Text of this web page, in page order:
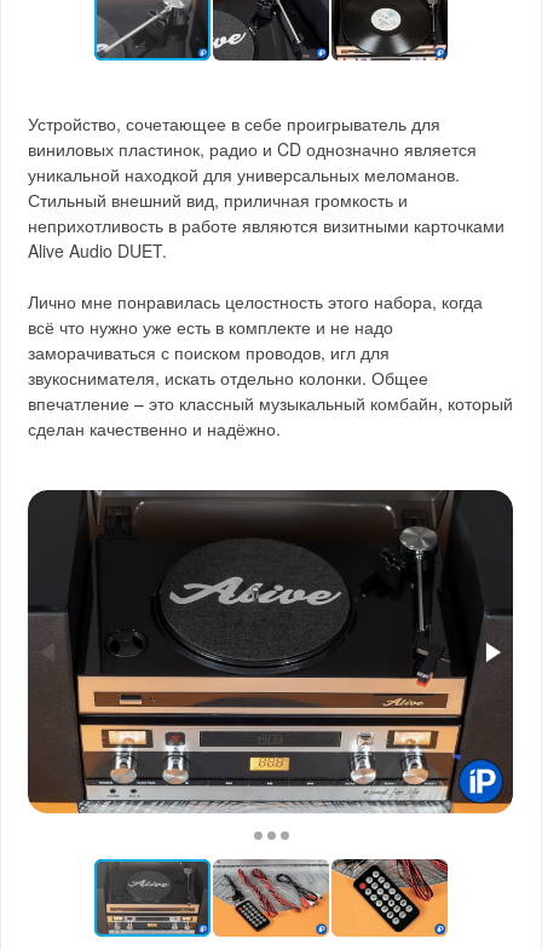
Устройство, сочетающее в себе проигрыватель для
виниловых пластинок, радио и CD однозначно является
уникальной находкой для универсальных меломанов.
Стильный внешний вид, приличная громкость и
неприхотливость в работе являются визитными карточками
Alive Audio DUET.
Лично мне понравилась целостность этого набора, когда
всё что нужно уже есть в комплекте и не надо
заморачиваться с поиском проводов, игл для
звукоснимателя, искать отдельно колонки. Общее
впечатление – это классный музыкальный комбайн, который
сделан качественно и надёжно.